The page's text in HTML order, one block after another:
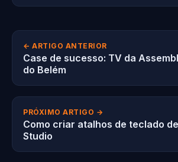
← ARTIGO ANTERIOR
Case de sucesso: TV da
do Belém
PRÓXIMO ARTIGO →
Como criar atalhos de teclado
Studio